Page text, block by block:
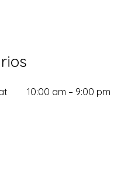
10:00 am – 9:00 pm